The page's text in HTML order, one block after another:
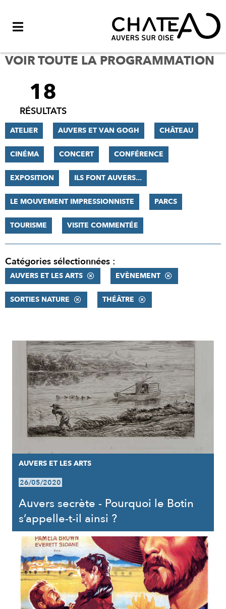
VOIR TOUTE LA PROGRAMMATION
FILTRER
RÉSULTATS
18
RÉSULTATS
ATELIER AUVERS ET VAN GOGH CHÂTEAU
CINÉMA CONCERT CONFÉRENCE
EXPOSITION ILS FONT AUVERS...
LE MOUVEMENT IMPRESSIONNISTE PARCS
TOURISME VISITE COMMENTÉE
Catégories sélectionnées :
AUVERS ET LES ARTS EVÈNEMENT
SORTIES NATURE THÉÂTRE
RÉSULTATS
AUVERS ET LES ARTS
26/05/2020
Auvers secrète - Pourquoi le Botin
s’appelle-t-il ainsi ?